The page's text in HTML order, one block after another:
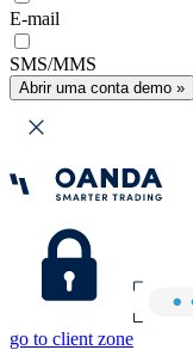
E-mail
SMS/MMS
Abrir uma conta demo »
go to client zone